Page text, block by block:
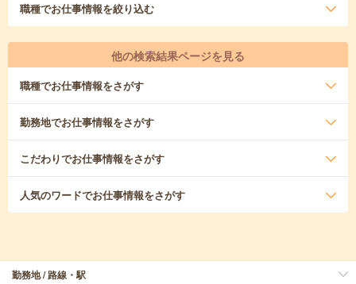
職種でお仕事情報を絞り込む
他の検索結果ページを見る
職種でお仕事情報をさがす
勤務地でお仕事情報をさがす
こだわりでお仕事情報をさがす
人気のワードでお仕事情報をさがす
勤務地 / 路線・駅